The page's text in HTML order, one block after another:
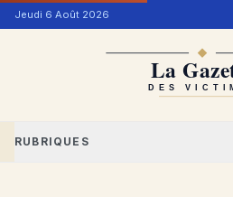
Aller au contenu
Jeudi 6 Août 2026
RUBRIQUES